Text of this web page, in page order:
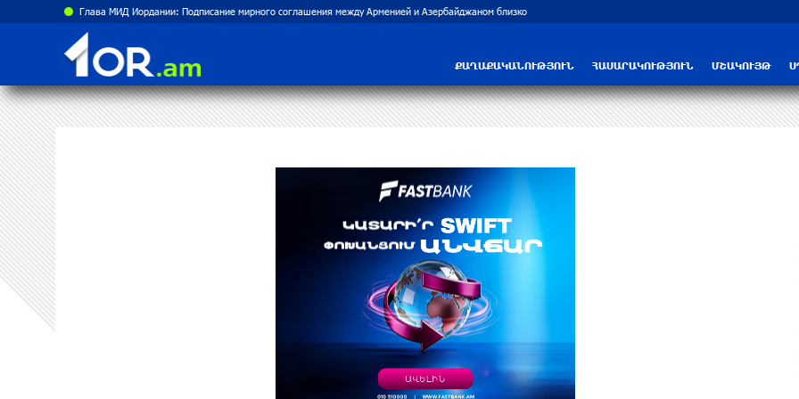
Рост цен на продукты в Армении ускорился до 8,6%: ЕАБР
ՔԱՂԱՔԱԿԱՆՈՒԹՅՈՒՆ ՀԱՍԱՐԱԿՈՒԹՅՈՒՆ ՄՇԱԿՈՒՅԹ